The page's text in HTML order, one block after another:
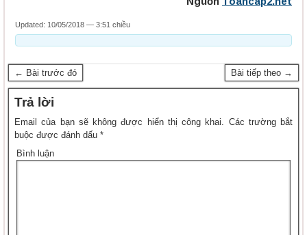
Updated: 10/05/2018 — 3:51 chiều
← Bài trước đó Bài tiếp theo →
Trả lời
Email của bạn sẽ không được hiển thị công khai. Các trường bắt
buộc được đánh dấu *
Bình luận